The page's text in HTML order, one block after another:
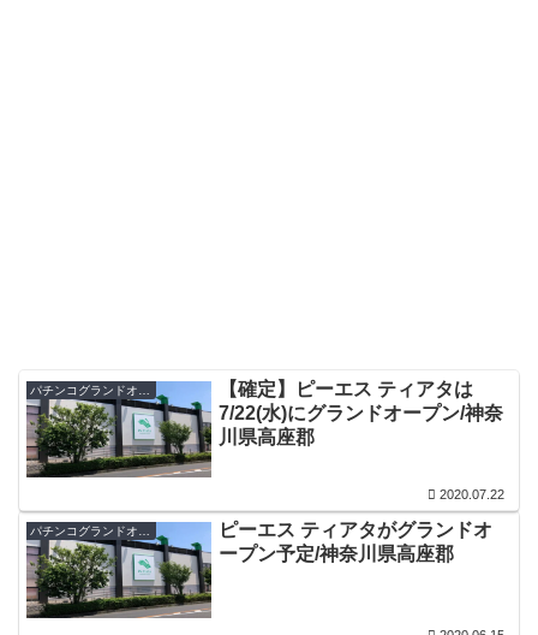
【確定】ピーエス ティアタは
7/22(水)にグランドオープン/神奈
川県高座郡
2020.07.22
ピーエス ティアタがグランドオ
ープン予定/神奈川県高座郡